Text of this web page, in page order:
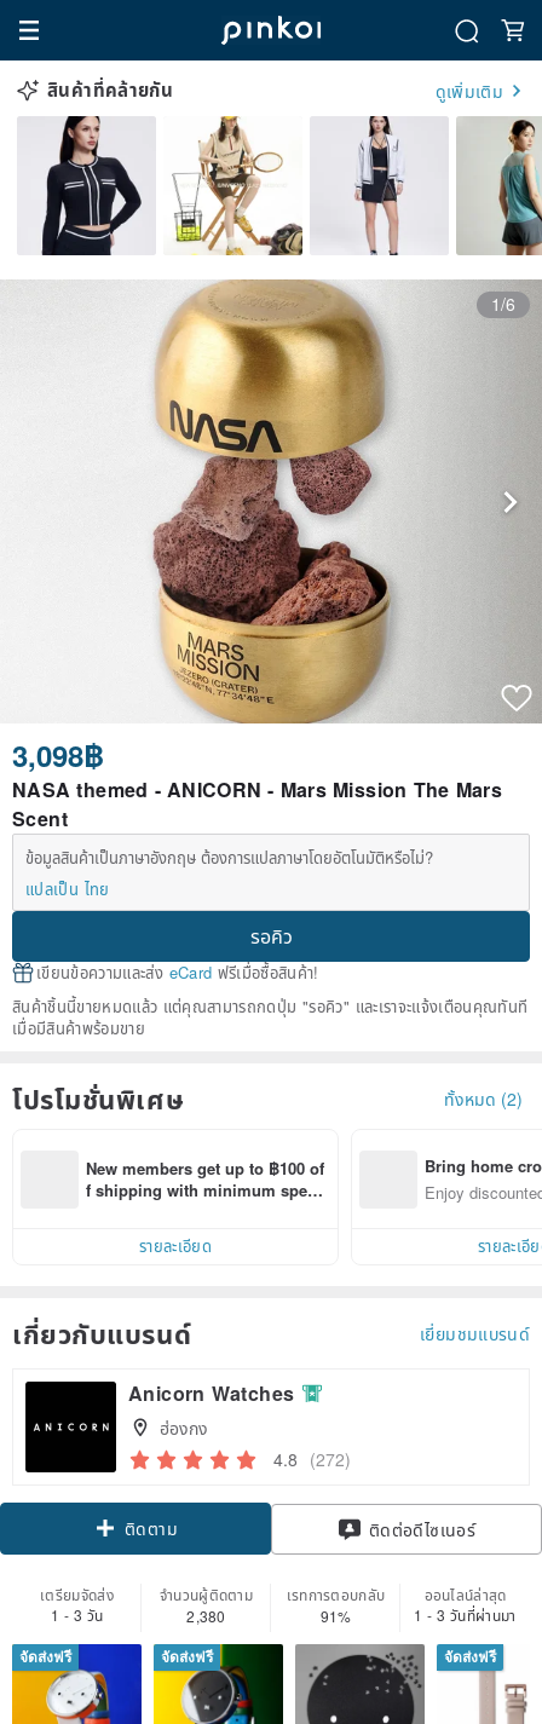
สินค้าที่คล้ายกัน ดูเพิ่มเติม
1/6
3,098฿
NASA themed - ANICORN - Mars Mission The Mars
Scent
ข้อมูลสินค้าเป็นภาษาอังกฤษ ต้องการแปลภาษาโดยอัตโนมัติหรือไม่?
แปลเป็น ไทย
รอคิว
เขียนข้อความและส่ง eCard ฟรีเมื่อซื้อสินค้า!
สินค้าชิ้นนี้ขายหมดแล้ว แต่คุณสามารถกดปุ่ม "รอคิว" และเราจะแจ้งเตือนคุณทันที
เมื่อมีสินค้าพร้อมขาย
โปรโมชั่นพิเศษ ทั้งหมด (2)
New members get up to ฿100 of
f shipping with minimum spen
within 7 days!
รายละเอียด
Bring home
n with ease
Enjoy
รายละเอี
เกี่ยวกับแบรนด์ เยี่ยมชมแบรนด์
Anicorn Watches
ฮ่องกง
4.8 (272)
ติดตาม ติดต่อดีไซเนอร์
เตรียมจัดส่ง
1 - 3 วัน
จำนวนผู้ติดตาม
2,380
เรทการตอบกลับ
91%
ออนไลน์ล่าสุด
1 - 3 วันที่ผ่านมา
จัดส่งฟรี จัดส่งฟรี จัดส่งฟรี